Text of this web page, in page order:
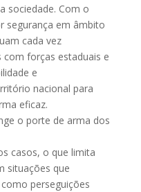
sociedade. Com o
segurança em âmbito
cada vez
forças estaduais e
e
nacional para
eficaz.
o porte de arma dos
casos, o que limita
situações que
perseguições